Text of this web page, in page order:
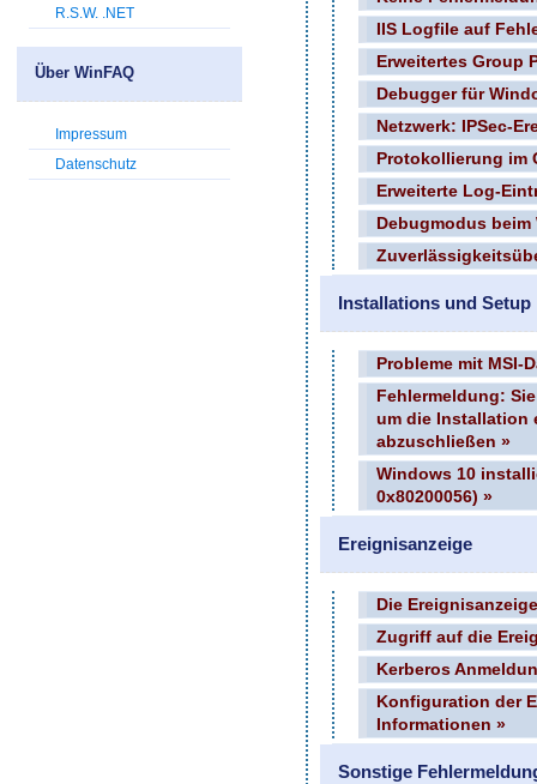
IIS Logfile auf
Erweitertes Group
Debugger für
Netzwerk: IPSec-
Protokollierung im
Erweiterte Log-
Debugmodus
Installations und Setup
Probleme mit MSI-
Fehlermeldung:
um die Installation
abzuschließen »
Windows 10
0x80200056) »
Ereignisanzeige
Die
Zugriff auf die
Kerberos
Konfiguration der
Informationen »
Sonstige
R.S.W. .NET
Über WinFAQ
Impressum
Datenschutz